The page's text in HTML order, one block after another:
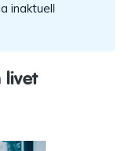
inaktuell
livet